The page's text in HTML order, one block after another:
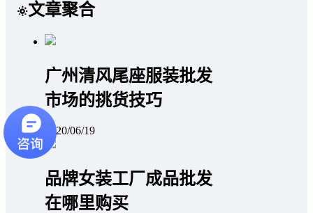
文章聚合
广州清风尾座服装批发
市场的挑货技巧
2020/06/19
品牌女装工厂成品批发
在哪里购买